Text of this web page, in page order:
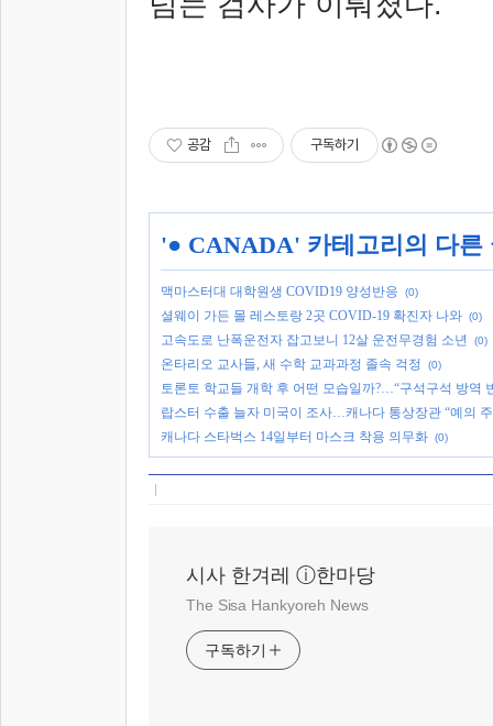
공감 구독하기
'● CANADA' 카테고리의 다른
맥마스터대 대학원생 COVID19 양성반응 (0)
셜웨이 가든 몰 레스토랑 2곳 COVID-19 확진자 나와 (0)
고속도로 난폭운전자 잡고보니 12살 운전무경험 소년 (0)
온타리오 교사들, 새 수학 교과과정 졸속 걱정 (0)
토론토 학교들 개학 후 어떤 모습일까?…“구석구석 방역
랍스터 수출 늘자 미국이 조사…캐나다 통상장관 “예의
캐나다 스타벅스 14일부터 마스크 착용 의무화 (0)
시사 한겨레 ⓘ한마당
The Sisa Hankyoreh News
구독하기